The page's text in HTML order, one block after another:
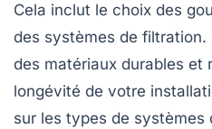
Cela inclut le choix des
des systèmes de
des matériaux durables et
longévité de votre
sur les types de systèmes